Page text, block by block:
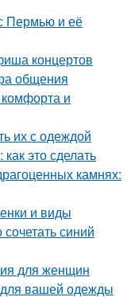
Пермью и её
концертов
общения
и
их с одеждой
это сделать
камнях:
и виды
синий
для женщин
вашей одежды